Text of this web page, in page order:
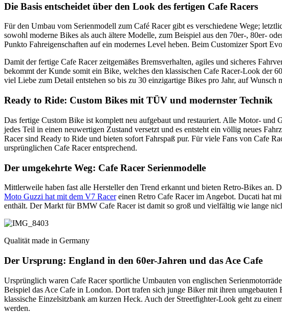
Die Basis entscheidet über den Look des fertigen Cafe Racers
Für den Umbau vom Serienmodell zum Café Racer gibt es verschiedene Wege;
sowohl moderne Bikes als auch ältere Modelle, zum Beispiel aus den 70er-, 80er-
Punkto Fahreigenschaften auf ein modernes Level heben. Beim Customizer Sport
Damit der fertige Cafe Racer zeitgemäßes Bremsverhalten, agiles und sicheres
bekommt der Kunde somit ein Bike, welches den klassischen Cafe Racer-Look der
viel Liebe zum Detail entstehen so bis zu 30 einzigartige Bikes pro Jahr, auf
Ready to Ride: Custom Bikes mit TÜV und modernster Technik
Das fertige Custom Bike ist komplett neu aufgebaut und restauriert. Alle Motor-
jedes Teil in einen neuwertigen Zustand versetzt und es entsteht ein völlig neues
Racer sind Ready to Ride und bieten sofort Fahrspaß pur. Für viele Fans von Cafe
ursprünglichen Cafe Racer entsprechend.
Der umgekehrte Weg: Cafe Racer Serienmodelle
Mittlerweile haben fast alle Hersteller den Trend erkannt und bieten Retro-Bikes an.
Moto Guzzi hat mit dem V7 Racereinen Retro Cafe Racer im Angebot. Ducati hat
enthält. Der Markt für BMW Cafe Racer ist damit so groß und vielfältig wie lange
Qualität made in Germany
Der Ursprung: England in den 60er-Jahren und das Ace Cafe
Ursprünglich waren Cafe Racer sportliche Umbauten von englischen
Beispiel das Ace Cafe in London. Dort trafen sich junge Biker mit ihren
klassische Einzelsitzbank am kurzen Heck. Auch der Streetfighter-Look geht zu
werden.